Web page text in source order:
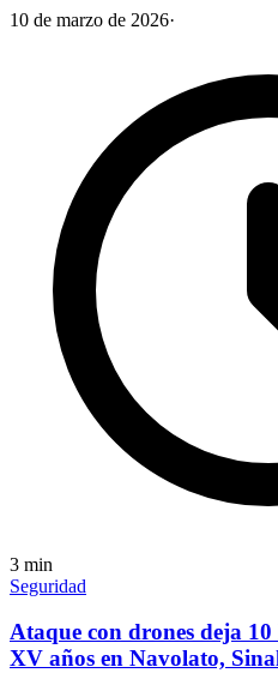
10 de marzo de 2026·
3 min
Seguridad
Ataque con drones deja
XV años en Navolato,